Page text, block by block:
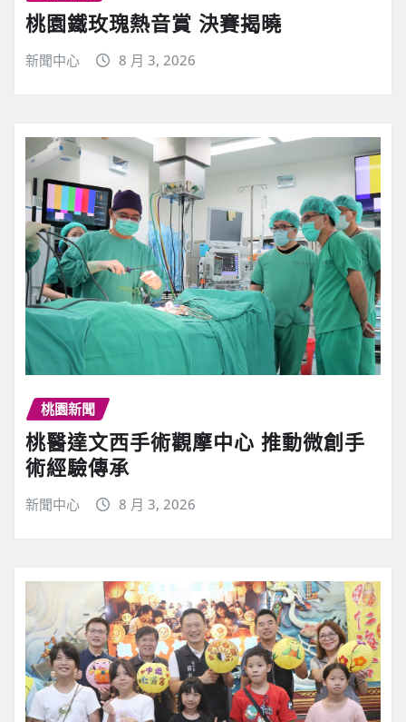
桃園鐵玫瑰熱音賞 決賽揭曉
新聞中心 8 月 3, 2026
桃園新聞
桃醫達文西手術觀摩中心 推動微創手
術經驗傳承
新聞中心 8 月 3, 2026